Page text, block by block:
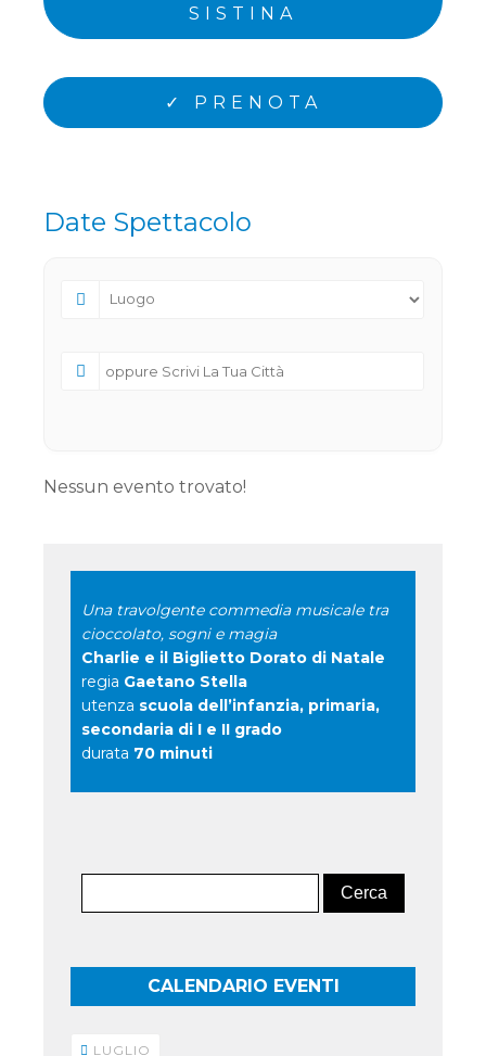
SISTINA
✓ PRENOTA
Date Spettacolo
Nessun evento trovato!
Una travolgente commedia musicale tra
cioccolato, sogni e magia
Charlie e il Biglietto Dorato di Natale
regia Gaetano Stella
utenza scuola dell’infanzia, primaria,
secondaria di I e II grado
durata 70 minuti
CALENDARIO EVENTI
LUGLIO